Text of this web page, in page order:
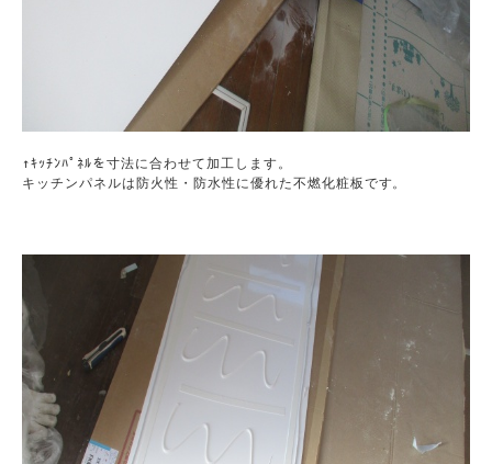
↑ｷｯﾁﾝﾊﾟﾈﾙを寸法に合わせて加工します。
キッチンパネルは防火性・防水性に優れた不燃化粧板です。